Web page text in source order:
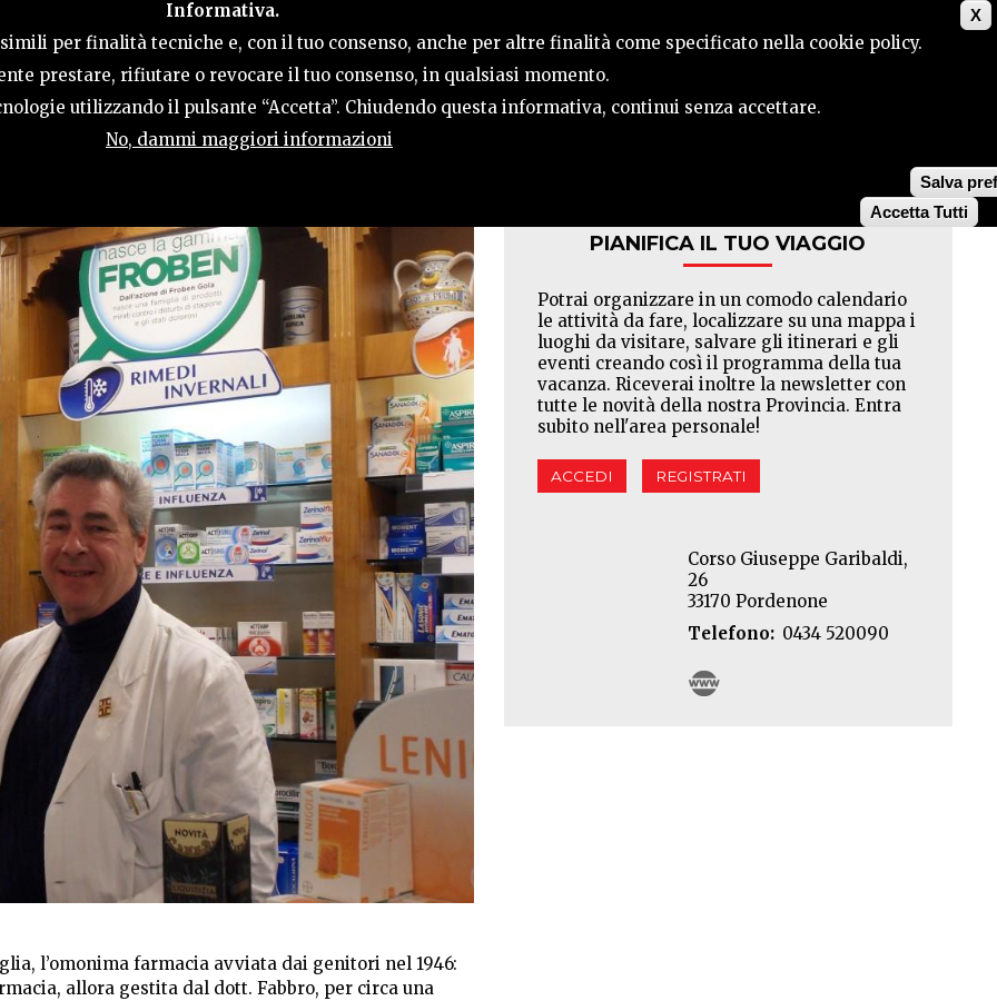
X
Informativa.
per finalità tecniche e, con il tuo consenso, anche per altre finalità come specificato nella cookie policy.
prestare, rifiutare o revocare il tuo consenso, in qualsiasi momento.
utilizzando il pulsante “Accetta”. Chiudendo questa informativa, continui senza accettare.
No, dammi maggiori informazioni
Salva
Accetta Tutti
COSA FARE OSPITALITÀ GUIDA UTILE CONTATTI CERCA
l’omonima farmacia avviata dai genitori nel 1946:
allora gestita dal dott. Fabbro, per circa una
PIANIFICA IL TUO VIAGGIO
Potrai organizzare in un comodo calendario
le attività da fare, localizzare su una mappa i
luoghi da visitare, salvare gli itinerari e gli
eventi creando così il programma della tua
vacanza. Riceverai inoltre la newsletter con
tutte le novità della nostra Provincia. Entra
subito nell'area personale!
ACCEDI REGISTRATI
Corso Giuseppe Garibaldi,
26
33170 Pordenone
Telefono
0434 520090